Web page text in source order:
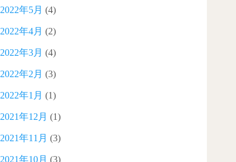
2022年5月 (4)
2022年4月 (2)
2022年3月 (4)
2022年2月 (3)
2022年1月 (1)
2021年12月 (1)
2021年11月 (3)
2021年10月 (3)